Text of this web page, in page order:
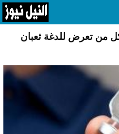
من تعرض للدغة ثعبان